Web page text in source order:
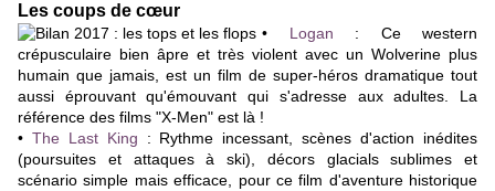
Les coups de cœur
• Logan : Ce western
crépusculaire bien âpre et très violent avec un Wolverine plus
humain que jamais, est un film de super-héros dramatique tout
aussi éprouvant qu'émouvant qui s'adresse aux adultes. La
référence des films "X-Men" est là !
• The Last King : Rythme incessant, scènes d'action inédites
(poursuites et attaques à ski), décors glacials sublimes et
scénario simple mais efficace, pour ce film d'aventure historique